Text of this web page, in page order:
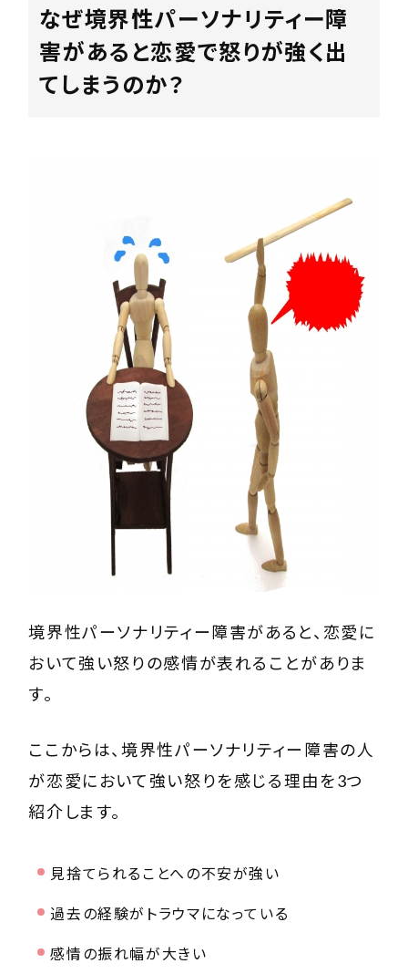
なぜ境界性パーソナリティー障
害があると恋愛で怒りが強く出
てしまうのか？
境界性パーソナリティー障害があると、恋愛に
おいて強い怒りの感情が表れることがありま
す。
ここからは、境界性パーソナリティー障害の人
が恋愛において強い怒りを感じる理由を3つ
紹介します。
見捨てられることへの不安が強い
過去の経験がトラウマになっている
感情の振れ幅が大きい